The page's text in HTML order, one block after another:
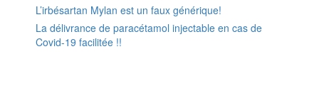
L’irbésartan Mylan est un faux générique!
La délivrance de paracétamol injectable en cas de
Covid-19 facilitée !!